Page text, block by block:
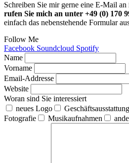
Schreiben Sie mir gerne eine E-Mail an
rufen Sie mich an unter +49 (0) 170
einfach das nebenstehende Formular
Follow Me
Facebook Soundcloud Spotify
Name
Vorname
Email-Addresse
Website
Woran sind Sie interessiert
neues Logo
Geschäftsausstattung
Fotografie
Musikaufnahmen